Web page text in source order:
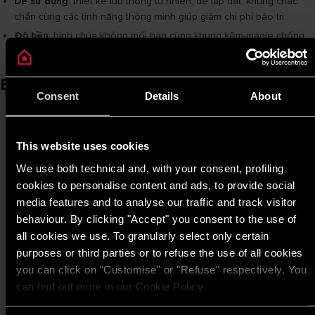
Consent Details About
This website uses cookies
We use both technical and, with your consent, profiling
cookies to personalise content and ads, to provide social
media features and to analyse our traffic and track visitor
behaviour. By clicking "Accept" you consent to the use of
all cookies we use. To granularly select only certain
purposes or third parties or to refuse the use of all cookies
you can click on "Customise" or "Refuse" respectively. You
can find out more in our Cookie Policy.
chắn cùng các tính năng thông minh giúp giảm chi phí bảo trì.
Độ bền: bình chứa không mối hàn cùng khung kẽm-magie chống
ăn mòn, ngay cả trong điều kiện thời tiết khắc nghiệt.
Bài viết liên quan